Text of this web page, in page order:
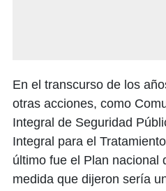
En el transcurso de los
otras acciones, como
Integral de Seguridad
Integral para el
último fue el Plan nacional
medida que dijeron sería